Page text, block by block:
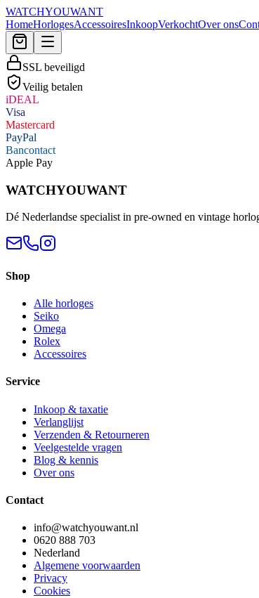
WATCHYOUWANT
HomeHorlogesAccessoiresInkoopVerkochtOver ons
SSL beveiligd
Veilig betalen
iDEAL
Visa
Mastercard
PayPal
Bancontact
Apple Pay
WATCHYOUWANT
Dé Nederlandse specialist in pre-owned en vintage
Shop
Alle horloges
Seiko
Omega
Rolex
Accessoires
Service
Inkoop & taxatie
Verlanglijst
Verzenden & Retourneren
Veelgestelde vragen
Blog & kennis
Over ons
Contact
info@watchyouwant.nl
0620 888 703
Nederland
Algemene voorwaarden
Privacy
Cookies